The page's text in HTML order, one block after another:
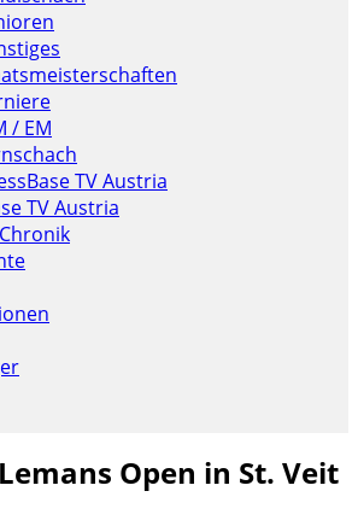
/ EM
TV Austria
TV Austria
Open in St. Veit